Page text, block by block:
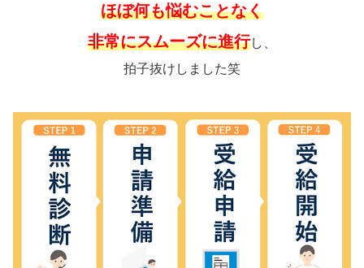
ほぼ何も悩むことなく
非常にスムーズに進行し、
拍子抜けしました笑